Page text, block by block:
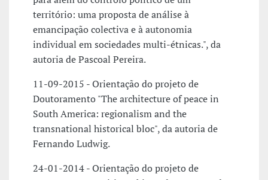
território: uma proposta de análise à
emancipação colectiva e à autonomia
individual em sociedades multi-étnicas.", da
autoria de Pascoal Pereira.
11-09-2015 - Orientação do projeto de
Doutoramento "The architecture of peace in
South America: regionalism and the
transnational historical bloc", da autoria de
Fernando Ludwig.
24-01-2014 - Orientação do projeto de